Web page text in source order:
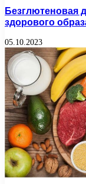
Безглютеновая
здорового
05.10.2023